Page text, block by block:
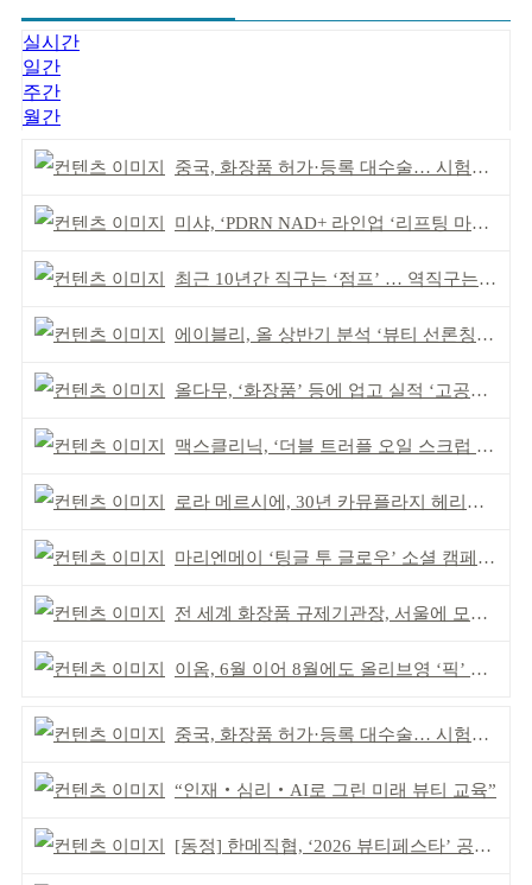
실시간
일간
주간
월간
중국, 화장품 허가·등록 대수술… 시험자료 공용 허용
미샤, ‘PDRN NAD+ 라인업 ‘리프팅 마스크’ 출시
최근 10년간 직구는 ‘점프’ … 역직구는 ‘부침’
에이블리, 올 상반기 분석 ‘뷰티 선론칭 거점’ 안착
올다무, ‘화장품’ 등에 업고 실적 ‘고공비행’
맥스클리닉, ‘더블 트러플 오일 스크럽 바디 워시’ 공개
로라 메르시에, 30년 카뮤플라지 헤리티지 담아
마리엔메이 ‘팅글 투 글로우’ 소셜 캠페인 성공
전 세계 화장품 규제기관장, 서울에 모인다
이옴, 6월 이어 8월에도 올리브영 ‘픽’ 선정
중국, 화장품 허가·등록 대수술… 시험자료 공용 허용
“인재‧심리‧AI로 그린 미래 뷰티 교육”
[동정] 한메직협, ‘2026 뷰티페스타’ 공동 주최